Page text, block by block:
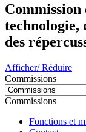
Commission
technologie,
des
Afficher/ Réduire
Commissions
Commissions
Fonctions et